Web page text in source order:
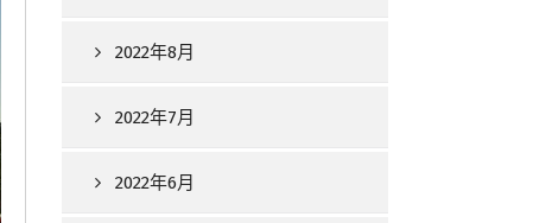
2022年8月
2022年7月
2022年6月